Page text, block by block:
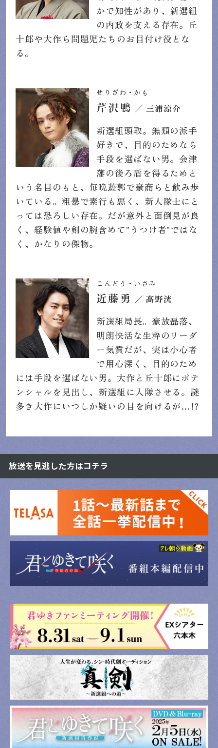
かで知性があり、新選組
の内政を支える存在。丘
十郎や大作ら問題児たちのお目付け役とな
る。
せりざわ・かも
芹沢鴨 ／ 三浦涼介
新選組頭取。無類の派手
好きで、目的のためなら
手段を選ばない男。会津
藩の後ろ盾を得るためと
いう名目のもと、毎晩遊郭で豪商らと飲み歩
いている。粗暴で素行も悪く、新人隊士にと
っては恐ろしい存在。だが意外と面倒見が良
く、経験値や剣の腕含めて"うつけ者"ではな
く、かなりの傑物。
こんどう・いさみ
近藤勇 ／ 高野洸
新選組局長。豪放磊落、
明朗快活な生粋のリーダ
ー気質だが、実は小心者
で用心深く、目的のため
には手段を選ばない男。大作と丘十郎にポテ
ンシャルを見出し、新選組に入隊させる。謎
多き大作にいつしか疑いの目を向けるが…!?
放送を見逃した方はコチラ